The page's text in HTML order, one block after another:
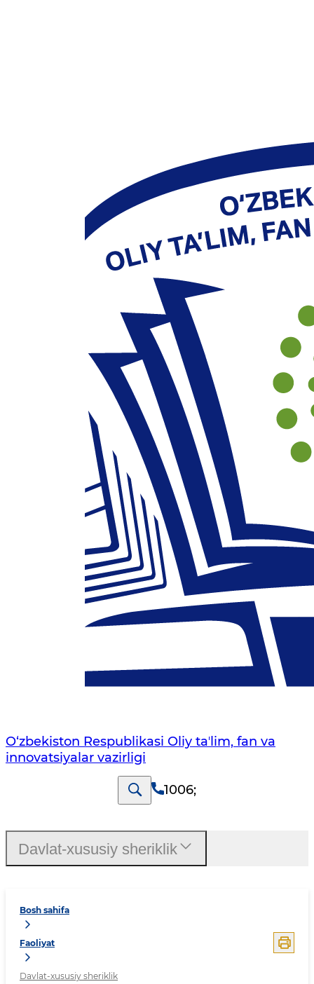
O‘zbekiston Respublikasi Oliy taʼlim, fan va
innovatsiyalar vazirligi
1006;
Bosh sahifa
Faoliyat
Davlat-xususiy sheriklik
Davlat-xususiy sheriklik